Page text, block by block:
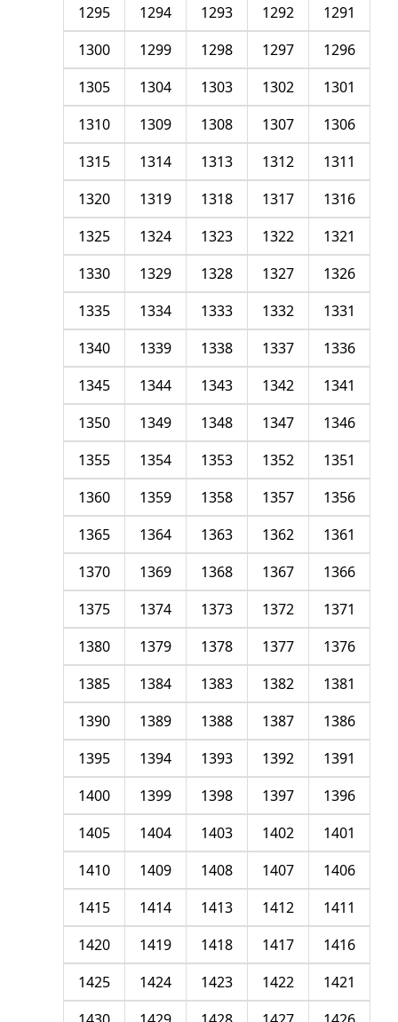
1291
1292
1293
1294
1295
1296
1297
1298
1299
1300
1301
1302
1303
1304
1305
1306
1307
1308
1309
1310
1311
1312
1313
1314
1315
1316
1317
1318
1319
1320
1321
1322
1323
1324
1325
1326
1327
1328
1329
1330
1331
1332
1333
1334
1335
1336
1337
1338
1339
1340
1341
1342
1343
1344
1345
1346
1347
1348
1349
1350
1351
1352
1353
1354
1355
1356
1357
1358
1359
1360
1361
1362
1363
1364
1365
1366
1367
1368
1369
1370
1371
1372
1373
1374
1375
1376
1377
1378
1379
1380
1381
1382
1383
1384
1385
1386
1387
1388
1389
1390
1391
1392
1393
1394
1395
1396
1397
1398
1399
1400
1401
1402
1403
1404
1405
1406
1407
1408
1409
1410
1411
1412
1413
1414
1415
1416
1417
1418
1419
1420
1421
1422
1423
1424
1425